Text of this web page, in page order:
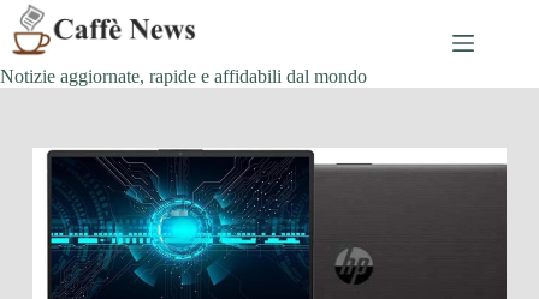
Salta
contenuto
Notizie aggiornate, rapide e affidabili dal mondo